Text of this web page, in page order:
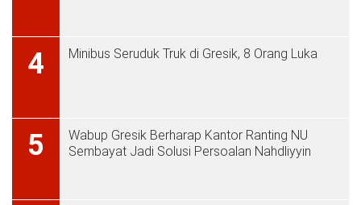
4 Minibus Seruduk Truk di Gresik, 8 Orang Luka
5
Wabup Gresik Berharap Kantor Ranting NU
Sembayat Jadi Solusi Persoalan Nahdliyyin